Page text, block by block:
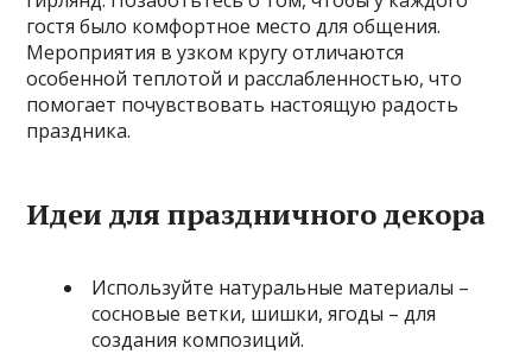
гостя было комфортное место для общения.
Мероприятия в узком кругу отличаются
особенной теплотой и расслабленностью, что
помогает почувствовать настоящую радость
праздника.
Идеи для праздничного декора
Используйте натуральные материалы –
сосновые ветки, шишки, ягоды – для
создания композиций.